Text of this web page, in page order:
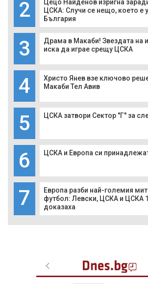
2
Цецо Найденов изригна
ЦСКА: Случи се нещо, което е
България
3
Драма в Макаби! Звездата на
иска да играе срещу ЦСКА
4
Христо Янев взе ключово
Макаби Тел Авив
5 ЦСКА затвори Сектор "Г" за
6 ЦСКА и Европа си
7
Европа разби най-големия
футбол: Левски, ЦСКА и ЦСКА
доказаха